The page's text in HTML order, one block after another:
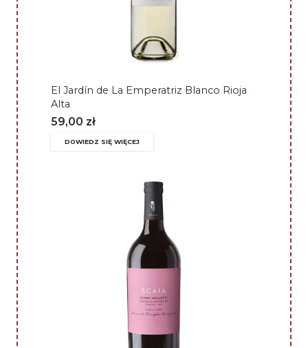
El Jardín de La Emperatriz Blanco Rioja
Alta
59,00 zł
DOWIEDZ SIĘ WIĘCEJ